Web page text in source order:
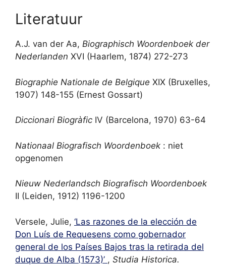
Literatuur
A.J. van der Aa, Biographisch Woordenboek der
Nederlanden XVI (Haarlem, 1874) 272-273
Biographie Nationale de Belgique XIX (Bruxelles,
1907) 148-155 (Ernest Gossart)
Diccionari Biogràfic IV (Barcelona, 1970) 63-64
Nationaal Biografisch Woordenboek : niet
opgenomen
Nieuw Nederlandsch Biografisch Woordenboek
II (Leiden, 1912) 1196-1200
Versele, Julie, ‘Las razones de la elección de
Don Luís de Requesens como gobernador
general de los Países Bajos tras la retirada del
duque de Alba (1573)’ , Studia Historica.